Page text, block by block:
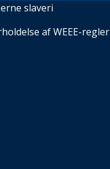
slaveri
af WEEE-regler